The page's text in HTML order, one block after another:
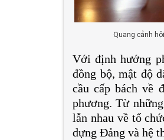
Quang cảnh
Với định hướng
đồng bộ, mật độ
cầu cấp bách về
phương. Từ
lẫn nhau về tổ
dựng Đảng và hệ